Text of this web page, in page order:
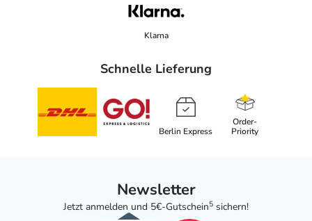
Klarna
Schnelle Lieferung
Berlin Express
Order-
Priority
Newsletter
Jetzt anmelden und 5€-Gutschein5 sichern!